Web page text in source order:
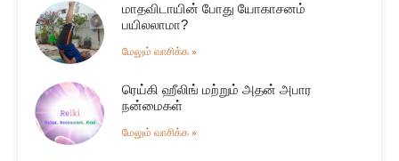
மாதவிடாயின் போது யோகாசனம்
பயிலலாமா?
மேலும் வாசிக்க »
ரெய்கி ஹீலிங் மற்றும் அதன் அபார
நன்மைகள்
மேலும் வாசிக்க »